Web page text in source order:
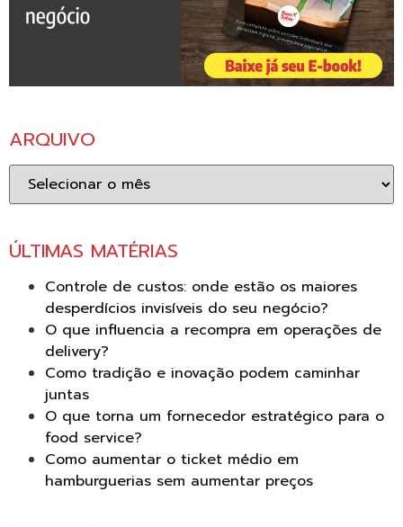
ARQUIVO
Arquivo
ÚLTIMAS MATÉRIAS
Controle de custos: onde estão os maiores
desperdícios invisíveis do seu negócio?
O que influencia a recompra em operações de
delivery?
Como tradição e inovação podem caminhar
juntas
O que torna um fornecedor estratégico para o
food service?
Como aumentar o ticket médio em
hamburguerias sem aumentar preços